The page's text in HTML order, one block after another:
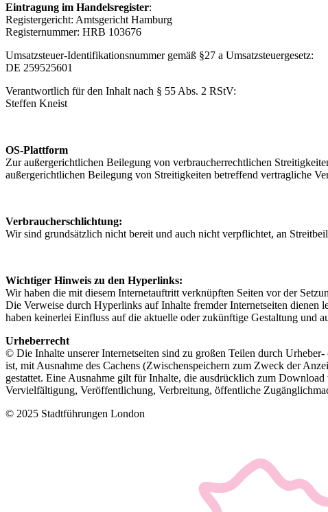
Eintragung im Handelsregister:
Registergericht: Amtsgericht Hamburg
Registernummer: HRB 103676
Umsatzsteuer-Identifikationsnummer gemäß §27 a Umsatzsteuergesetz:
DE 259525601
Verantwortlich für den Inhalt nach § 55 Abs. 2 RStV:
Steffen Kneist
OS-Plattform
Zur außergerichtlichen Beilegung von verbraucherrechtlichen
außergerichtlichen Beilegung von Streitigkeiten betreffend vertragliche
Verbraucherschlichtung:
Wir sind grundsätzlich nicht bereit und auch nicht verpflichtet, an
Wichtiger Hinweis zu den Hyperlinks:
Wir haben die mit diesem Internetauftritt verknüpften Seiten vor der
Die Verweise durch Hyperlinks auf Inhalte fremder Internetseiten
haben keinerlei Einfluss auf die aktuelle oder zukünftige Gestaltung und
Urheberrecht
© Die Inhalte unserer Internetseiten sind zu großen Teilen durch
ist, mit Ausnahme des Cachens (Zwischenspeichern zum Zweck der
gestattet. Eine Ausnahme gilt für Inhalte, die ausdrücklich zum
Vervielfältigung, Veröffentlichung, Verbreitung, öffentliche
© 2025 Stadtführungen London